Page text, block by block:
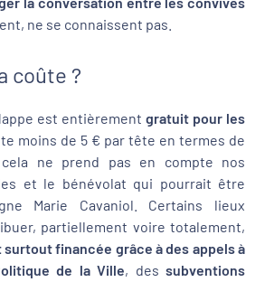
ne se connaissent pas.
coûte ?
est entièrement gratuit pour les
moins de 5 € par tête en termes de
ne prend pas en compte nos
et le bénévolat qui pourrait être
Marie Cavaniol. Certains lieux
partiellement voire totalement,
surtout financée grâce à des appels à
de la Ville, des subventions